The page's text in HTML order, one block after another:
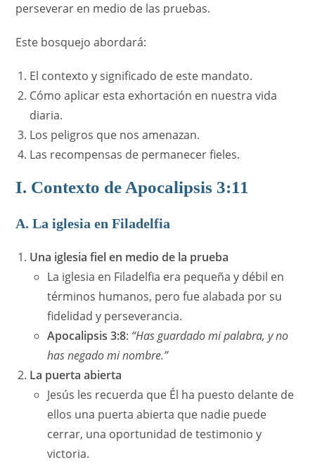
perseverar en medio de las pruebas.
Este bosquejo abordará:
El contexto y significado de este mandato.
Cómo aplicar esta exhortación en nuestra vida
diaria.
Los peligros que nos amenazan.
Las recompensas de permanecer fieles.
I. Contexto de Apocalipsis 3:11
A. La iglesia en Filadelfia
Una iglesia fiel en medio de la prueba
La iglesia en Filadelfia era pequeña y débil en
términos humanos, pero fue alabada por su
fidelidad y perseverancia.
Apocalipsis 3:8: “Has guardado mi palabra, y no
has negado mi nombre.”
La puerta abierta
Jesús les recuerda que Él ha puesto delante de
ellos una puerta abierta que nadie puede
cerrar, una oportunidad de testimonio y
victoria.